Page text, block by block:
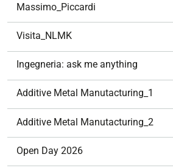
Massimo_Piccardi
Visita_NLMK
Ingegneria: ask me anything
Additive Metal Manutacturing_1
Additive Metal Manutacturing_2
Open Day 2026